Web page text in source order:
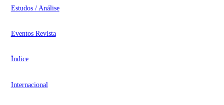
Estudos / Análise
Eventos Revista
Índice
Internacional